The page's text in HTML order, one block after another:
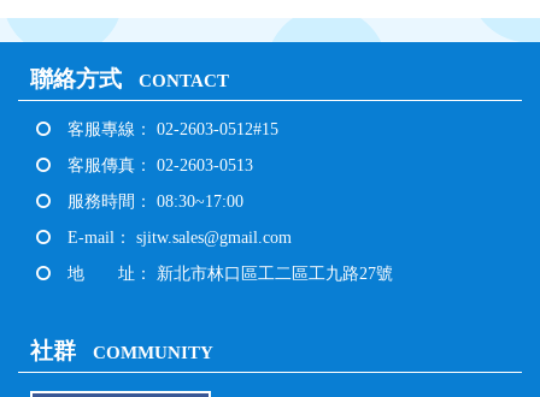
聯絡方式 CONTACT
客服專線： 02-2603-0512#15
客服傳真： 02-2603-0513
服務時間： 08:30~17:00
E-mail： sjitw.sales@gmail.com
地 址： 新北市林口區工二區工九路27號
社群 COMMUNITY